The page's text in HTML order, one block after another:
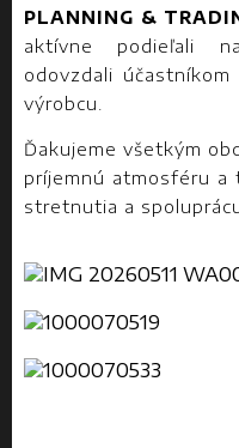
PLANNING &
aktívne podieľali
odovzdali
výrobcu.
Ďakujeme všetkým
príjemnú atmosféru a
stretnutia a